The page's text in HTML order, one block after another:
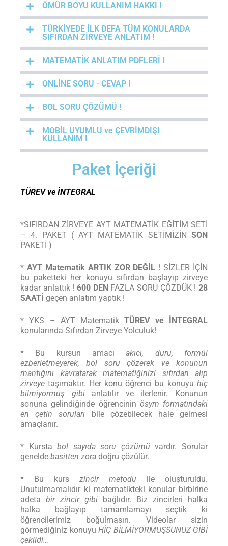
ÖMÜR BOYU KULLANIM HAKKI !
TÜRKİYEDE İLK DEFA TÜM KONULARDA
SIFIRDAN ZİRVEYE ANLATIM !
MATEMATİK ANLATIM PDFLERİ !
ONLİNE SORU - CEVAP !
BOL SORU ÇÖZÜMÜ !
MOBİL UYUMLU ve ÇEVRİMDIŞI
KULLANIM !
Paket İçeriği
TÜREV ve İNTEGRAL
*SIFIRDAN ZİRVEYE AYT MATEMATİK EĞİTİM SETİ
– 4. PAKET ( AYT MATEMATİK SETİMİZİN SON
PAKETİ )
* AYT Matematik ARTIK ZOR DEĞİL ! SİZLER İÇİN
bu paketteki her konuyu sıfırdan başlayıp zirveye
kadar anlattık ! 600 DENFAZLA SORU ÇÖZDÜK !28
SAATİ geçen anlatım yaptık !
* YKS – AYT MatematikTÜREV ve İNTEGRAL
konularında Sıfırdan Zirveye Yolculuk!
* Bu kursun amacıakıcı, duru, formül
ezberletmeyerek, bol soru çözerek ve konunun
mantığını kavratarak matematiğinizi sıfırdan alıp
zirveye taşımaktır. Her konu öğrenci bu konuyu hiç
bilmiyormuş gibi anlatılır ve ilerlenir. Konunun
sonuna gelindiğinde öğrencinin ösym formatındaki
en çetin soruları bile çözebilecek hale gelmesi
amaçlanır.
* Kurstabol sayıda soru çözümü vardır. Sorular
genelde basitten zora doğru çözülür.
* Bu kurs zincir metodu ile oluşturuldu.
Unutulmamalıdır ki matematikteki konular birbirine
adeta bir zincir gibi bağlıdır. Biz zincirleri halka
halka bağlayıp tamamlamayı seçtik ki
öğrencilerimiz boğulmasın. Videolar sizin
görmediğiniz konuyu HİÇ BİLMİYORMUŞSUNUZ GİBİ
çekildi…